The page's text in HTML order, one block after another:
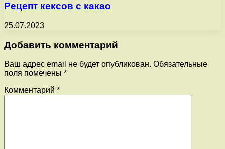
Рецепт кексов с какао
25.07.2023
Добавить комментарий
Ваш адрес email не будет опубликован. Обязательные
поля помечены *
Комментарий *